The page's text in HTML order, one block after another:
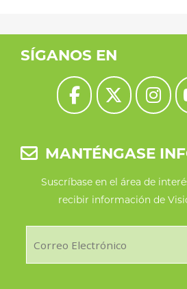
SÍGANOS EN
MANTÉNGASE
Suscríbase en el área de
recibir información de